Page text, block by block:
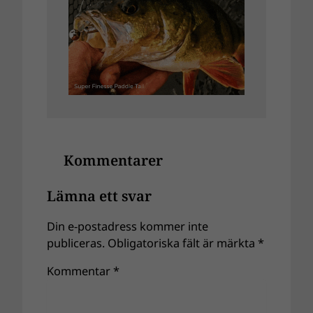
Kommentarer
Lämna ett svar
Din e-postadress kommer inte
publiceras. Obligatoriska fält är märkta *
Kommentar *